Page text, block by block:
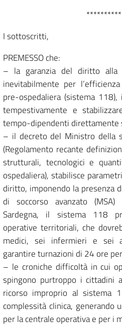
I sottoscritti,
PREMESSO che:
– la garanzia del diritto alla
inevitabilmente per
pre-ospedaliera (sistema
tempestivamente e
tempo-dipendenti direttamente
– il decreto del Ministro della
(Regolamento recante
strutturali, tecnologici e
ospedaliera), stabilisce
diritto, imponendo la presenza
di soccorso avanzato
Sardegna, il sistema 118
operative territoriali, che
medici, sei infermieri e sei
garantire turnazioni di 24 ore
– le croniche difficoltà in cui
spingono purtroppo i cittadini
ricorso improprio al sistema
complessità clinica, generando
per la centrale operativa e per i